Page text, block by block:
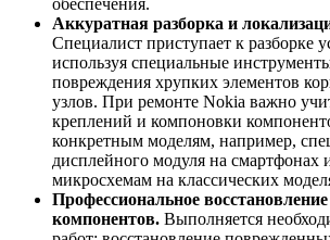
Аккуратная разборка и
Специалист приступает к разборке
используя специальные
повреждения хрупких элементов
узлов. При ремонте Nokia важно
креплений и компоновки
конкретным моделям, например,
дисплейного модуля на смартфонах
микросхемам на классических
Профессиональное
компонентов. Выполняется